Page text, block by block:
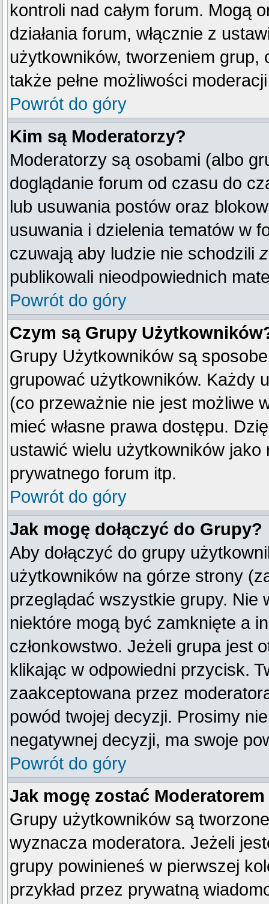
kontroli nad całym forum. Mogą
działania forum, włącznie z
użytkowników, tworzeniem grup,
także pełne możliwości
Powrót do góry
Kim są Moderatorzy?
Moderatorzy są osobami (albo
doglądanie forum od czasu do
lub usuwania postów oraz
usuwania i dzielenia tematów w
czuwają aby ludzie nie schodzili
publikowali nieodpowiednich
Powrót do góry
Czym są Grupy
Grupy Użytkowników są
grupować użytkowników. Każdy
(co przeważnie nie jest możliwe
mieć własne prawa dostępu.
ustawić wielu użytkowników
prywatnego forum itp.
Powrót do góry
Jak mogę dołączyć do Grupy?
Aby dołączyć do grupy
użytkowników na górze strony
przeglądać wszystkie grupy. Nie
niektóre mogą być zamknięte a
członkowstwo. Jeżeli grupa jest
klikając w odpowiedni przycisk.
zaakceptowana przez
powód twojej decyzji. Prosimy
negatywnej decyzji, ma swoje
Powrót do góry
Jak mogę zostać
Grupy użytkowników są
wyznacza moderatora. Jeżeli
grupy powinieneś w pierwszej
przykład przez prywatną